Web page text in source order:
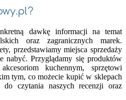
dawkę informacji na temat
oraz zagranicznych marek.
przedstawiamy miejsca sprzedaży
nabyć. Przyglądamy się produktów
kuchennym, sprzętowi
tym, co możecie kupić w sklepach
do czytania naszych recenzji oraz